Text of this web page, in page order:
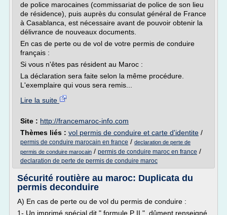
de police marocaines (commissariat de police de son lieu
de résidence), puis auprès du consulat général de France
à Casablanca, est nécessaire avant de pouvoir obtenir la
délivrance de nouveaux documents.
En cas de perte ou de vol de votre permis de conduire
français :
Si vous n'êtes pas résident au Maroc :
La déclaration sera faite selon la même procédure.
L'exemplaire qui vous sera remis...
Lire la suite
Site : http://francemaroc-info.com
Thèmes liés : vol permis de conduire et carte d'identite /
permis de conduire marocain en france / declaration de perte de
permis de conduire marocain / permis de conduire maroc en france /
declaration de perte de permis de conduire maroc
Sécurité routière au maroc: Duplicata du
permis deconduire
A) En cas de perte ou de vol du permis de conduire :
1- Un imprimé spécial dit " formule P II ", dûment renseigné